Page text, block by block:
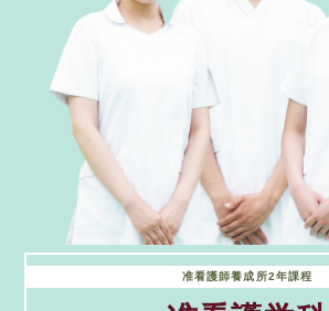
准看護師養成所2年課程